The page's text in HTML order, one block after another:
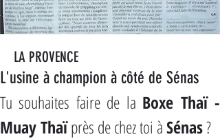
LA PROVENCE
L'usine à champion à côté de Sénas
Tu souhaites faire de la Boxe Thaï -
Muay Thaï près de chez toi à Sénas ?